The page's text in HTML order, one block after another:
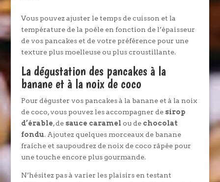
Vous pouvez ajuster le temps de cuisson et la
température de la poêle en fonction de l’épaisseur
de vos pancakes et de votre préférence pour une
texture plus moelleuse ou plus croustillante.
La dégustation des pancakes à la
banane et à la noix de coco
Pour déguster vos pancakes à la banane et à la noix
de coco, vous pouvez les accompagner de sirop
d’érable, de sauce caramel ou de chocolat
fondu. Ajoutez quelques morceaux de banane
fraîche et saupoudrez de noix de coco râpée pour
une touche encore plus gourmande.
N’hésitez pas à varier les plaisirs en testant